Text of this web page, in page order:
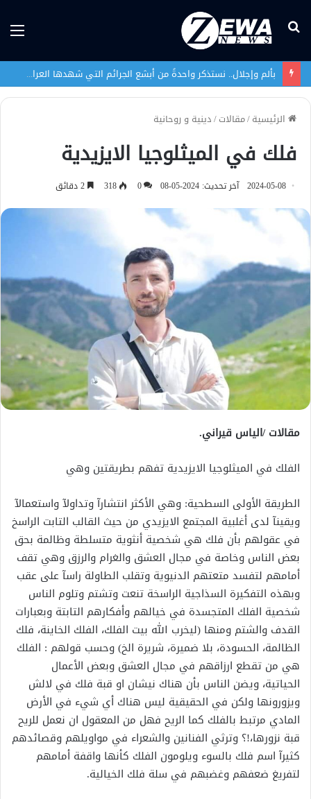
بحث
بألم وإجلال.. نستذكر واحدةً من أبشع الجرائم التي شهدها العراق في تاريخه الحديث
الرئيسية/مقالات/دينية و روحانية
فلك في الميثلوجيا الايزيدية
2024-05-08 آخر تحديث: 2024-05-08 0
318
مقالات /الياس قيراني.
الفلك في الميثلوجيا الايزيدية تفهم بطريقتين وهي
الطريقة الأولى السطحية: وهي الأكثر انتشارآ وتداولآ واستعمالآ
ويقينآ لدى أغلبية المجتمع الايزيدي من حيث القالب التابت الراسخ
في عقولهم بأن فلك هي شخصية أنثوية متسلطة وظالمة بحق
بعض الناس وخاصة في مجال العشق والغرام والرزق وهي تقف
أمامهم لتفسد متعتهم الدنيوية وتقلب الطاولة راسآ على عقب
وبهذه التفكيرة السذاجية الراسخة تنعت وتشتم وتلوم الناس
شخصية الفلك المتجسدة في خيالهم وأفكارهم التابتة وبعبارات
القدف والشتم ومنها (ليخرب الله بيت الفلك، الفلك الخاينة، فلك
الظالمة، الحسودة، بلا ضميرة، شريرة الخ) وحسب قولهم : الفلك
هي من تقطع ارزاقهم في مجال العشق وبعض الأعمال
الحياتية، ويضن الناس بأن هناك نيشان او قبة فلك في لالش
ويزورونها ولكن في الحقيقية ليس هناك أي شيء في الأرض
المادي مرتبط بالفلك كما الريح فهل من المعقول ان نعمل للريح
قبة نزورها،!؟ وترثي الفنانين والشعراء في مواويلهم وقصائدهم
كثيرآ اسم فلك بالسوء ويلومون الفلك كأنها واقفة أمامهم
لتفريغ ضعفهم وغضبهم في سلة فلك الخيالية.